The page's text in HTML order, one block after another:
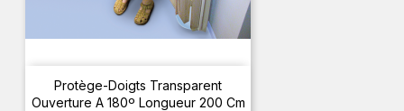
Protège-Doigts Transparent
Ouverture A 180º Longueur 200 Cm